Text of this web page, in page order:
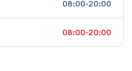
08:00-20:00
08:00-20:00